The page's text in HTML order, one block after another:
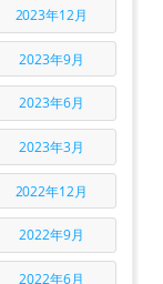
2023年12月
2023年9月
2023年6月
2023年3月
2022年12月
2022年9月
2022年6月